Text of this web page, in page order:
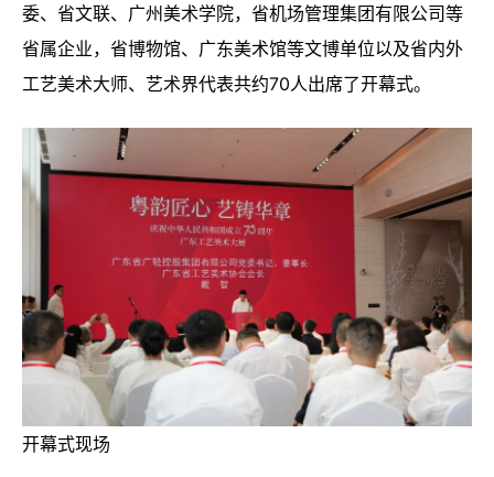
委、省文联、广州美术学院，省机场管理集团有限公司等
省属企业，省博物馆、广东美术馆等文博单位以及省内外
工艺美术大师、艺术界代表共约70人出席了开幕式。
开幕式现场